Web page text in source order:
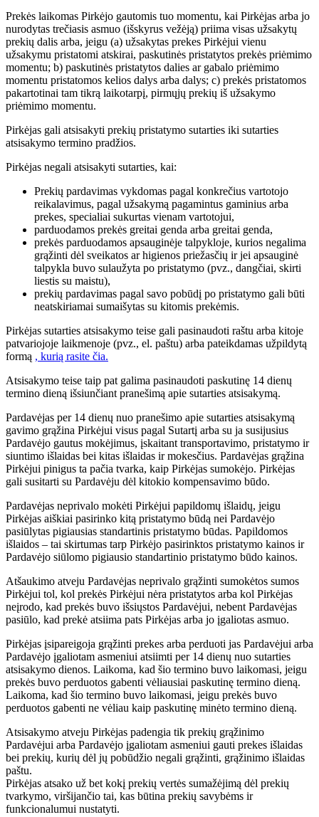
Prekės laikomas Pirkėjo gautomis tuo momentu, kai Pirkėjas arba jo
nurodytas trečiasis asmuo (išskyrus vežėją) priima visas užsakytų
prekių dalis arba, jeigu (a) užsakytas prekes Pirkėjui vienu
užsakymu pristatomi atskirai, paskutinės pristatytos prekės priėmimo
momentu; b) paskutinės pristatytos dalies ar gabalo priėmimo
momentu pristatomos kelios dalys arba dalys; c) prekės pristatomos
pakartotinai tam tikrą laikotarpį, pirmųjų prekių iš užsakymo
priėmimo momentu.
Pirkėjas gali atsisakyti prekių pristatymo sutarties iki sutarties
atsisakymo termino pradžios.
Pirkėjas negali atsisakyti sutarties, kai:
Prekių pardavimas vykdomas pagal konkrečius vartotojo
reikalavimus, pagal užsakymą pagamintus gaminius arba
prekes, specialiai sukurtas vienam vartotojui,
parduodamos prekės greitai genda arba greitai genda,
prekės parduodamos apsauginėje talpykloje, kurios negalima
grąžinti dėl sveikatos ar higienos priežasčių ir jei apsauginė
talpykla buvo sulaužyta po pristatymo (pvz., dangčiai, skirti
liestis su maistu),
prekių pardavimas pagal savo pobūdį po pristatymo gali būti
neatskiriamai sumaišytas su kitomis prekėmis.
Pirkėjas sutarties atsisakymo teise gali pasinaudoti raštu arba kitoje
patvariojoje laikmenoje (pvz., el. paštu) arba pateikdamas užpildytą
formą , kurią rasite čia.
Atsisakymo teise taip pat galima pasinaudoti paskutinę 14 dienų
termino dieną išsiunčiant pranešimą apie sutarties atsisakymą.
Pardavėjas per 14 dienų nuo pranešimo apie sutarties atsisakymą
gavimo grąžina Pirkėjui visus pagal Sutartį arba su ja susijusius
Pardavėjo gautus mokėjimus, įskaitant transportavimo, pristatymo ir
siuntimo išlaidas bei kitas išlaidas ir mokesčius. Pardavėjas grąžina
Pirkėjui pinigus ta pačia tvarka, kaip Pirkėjas sumokėjo. Pirkėjas
gali susitarti su Pardavėju dėl kitokio kompensavimo būdo.
Pardavėjas neprivalo mokėti Pirkėjui papildomų išlaidų, jeigu
Pirkėjas aiškiai pasirinko kitą pristatymo būdą nei Pardavėjo
pasiūlytas pigiausias standartinis pristatymo būdas. Papildomos
išlaidos – tai skirtumas tarp Pirkėjo pasirinktos pristatymo kainos ir
Pardavėjo siūlomo pigiausio standartinio pristatymo būdo kainos.
Atšaukimo atveju Pardavėjas neprivalo grąžinti sumokėtos sumos
Pirkėjui tol, kol prekės Pirkėjui nėra pristatytos arba kol Pirkėjas
neįrodo, kad prekės buvo išsiųstos Pardavėjui, nebent Pardavėjas
pasiūlo, kad prekė atsiima pats Pirkėjas arba jo įgaliotas asmuo.
Pirkėjas įsipareigoja grąžinti prekes arba perduoti jas Pardavėjui arba
Pardavėjo įgaliotam asmeniui atsiimti per 14 dienų nuo sutarties
atsisakymo dienos. Laikoma, kad šio termino buvo laikomasi, jeigu
prekės buvo perduotos gabenti vėliausiai paskutinę termino dieną.
Laikoma, kad šio termino buvo laikomasi, jeigu prekės buvo
perduotos gabenti ne vėliau kaip paskutinę minėto termino dieną.
Atsisakymo atveju Pirkėjas padengia tik prekių grąžinimo
Pardavėjui arba Pardavėjo įgaliotam asmeniui gauti prekes išlaidas
bei prekių, kurių dėl jų pobūdžio negali grąžinti, grąžinimo išlaidas
paštu.
Pirkėjas atsako už bet kokį prekių vertės sumažėjimą dėl prekių
tvarkymo, viršijančio tai, kas būtina prekių savybėms ir
funkcionalumui nustatyti.